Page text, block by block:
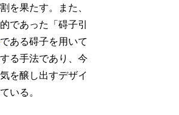
を果たす。また、
であった「碍子引
である碍子を用いて
る手法であり、今
を醸し出すデザイ
いる。